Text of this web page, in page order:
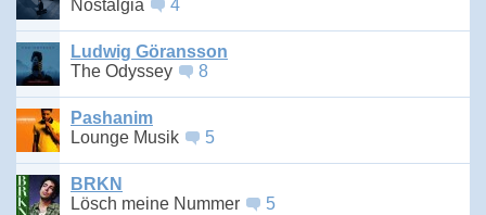
Nostalgia
4
Ludwig Göransson
The Odyssey
8
Pashanim
Lounge Musik
5
BRKN
Lösch meine Nummer
5